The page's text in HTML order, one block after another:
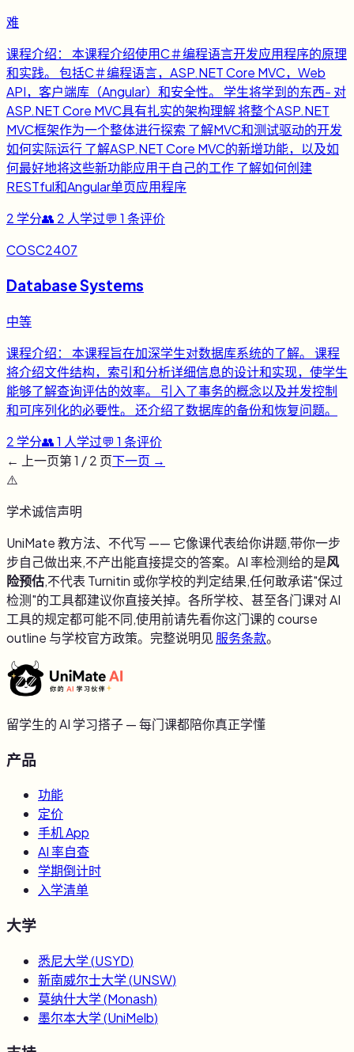
难
课程介绍： 本课程介绍使用C＃编程语言开发应用程序的原理
和实践。 包括C＃编程语言，ASP.NET Core MVC，Web
API，客户端库（Angular）和安全性。 学生将学到的东西- 对
ASP.NET Core MVC具有扎实的架构理解 将整个ASP.NET
MVC框架作为一个整体进行探索 了解MVC和测试驱动的开发
如何实际运行 了解ASP.NET Core MVC的新增功能，以及如
何最好地将这些新功能应用于自己的工作 了解如何创建
RESTful和Angular单页应用程序
2 学分👥 2 人学过💬 1 条评价
COSC2407
Database Systems
中等
课程介绍： 本课程旨在加深学生对数据库系统的了解。 课程
将介绍文件结构，索引和分析详细信息的设计和实现，使学生
能够了解查询评估的效率。 引入了事务的概念以及并发控制
和可序列化的必要性。 还介绍了数据库的备份和恢复问题。
2 学分👥1 人学过💬 1 条评价
← 上一页第1 /2 页下一页 →
⚠️
学术诚信声明
UniMate 教方法、不代写 —— 它像课代表给你讲题,带你一步
步自己做出来,不产出能直接提交的答案。AI 率检测给的是风
险预估,不代表 Turnitin 或你学校的判定结果,任何敢承诺"保过
检测"的工具都建议你直接关掉。各所学校、甚至各门课对 AI
工具的规定都可能不同,使用前请先看你这门课的 course
outline 与学校官方政策。完整说明见 服务条款。
留学生的 AI 学习搭子 — 每门课都陪你真正学懂
产品
功能
定价
手机 App
AI 率自查
学期倒计时
入学清单
大学
悉尼大学(USYD)
新南威尔士大学(UNSW)
莫纳什大学(Monash)
墨尔本大学(UniMelb)